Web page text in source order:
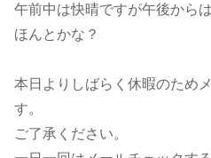
午前中は快晴ですが午後から
ほんとかな？
本日よりしばらく休暇のため
す。
ご了承ください。